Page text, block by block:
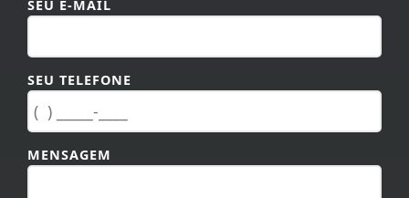
SEU E-MAIL
SEU TELEFONE
MENSAGEM